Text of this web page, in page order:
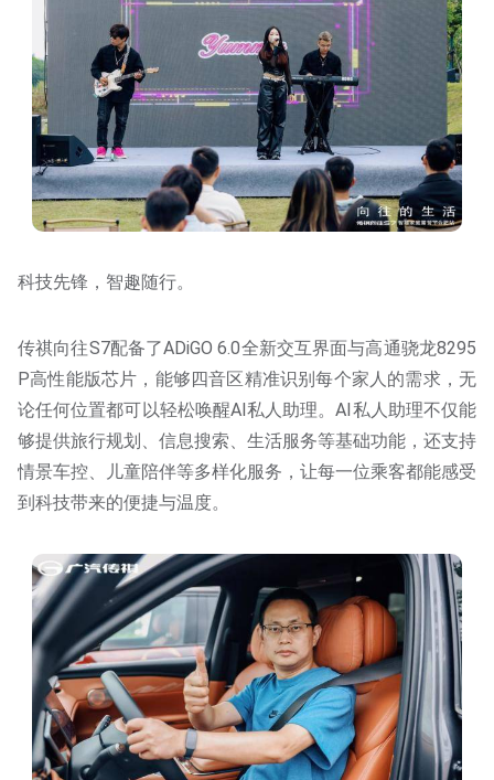
科技先锋，智趣随行。
传祺向往S7配备了ADiGO 6.0全新交互界面与高通骁龙8295
P高性能版芯片，能够四音区精准识别每个家人的需求，无
论任何位置都可以轻松唤醒AI私人助理。AI私人助理不仅能
够提供旅行规划、信息搜索、生活服务等基础功能，还支持
情景车控、儿童陪伴等多样化服务，让每一位乘客都能感受
到科技带来的便捷与温度。